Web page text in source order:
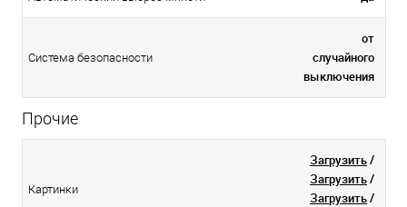
Система безопасности
от
случайного
выключения
Прочие
Картинки
Загрузить/
Загрузить/
Загрузить/